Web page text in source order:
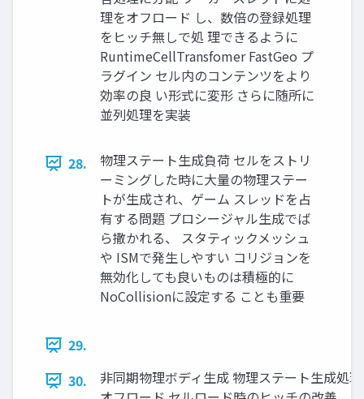
理をオフロード し、数倍の登録処理
をヒッチ無しで処 理できるように
RuntimeCellTransfomer FastGeo プ
ラグイン セル内のコンテンツをより
効率の良 い形式に変形 さらに随所に
並列処理を実装
28.
物理ステート生成負荷 セルをストリ
ーミングした時に大量の物理ステー
トが生成され、ゲーム スレッドを占
有する問題 プロシージャル生成でば
ら撒かれる、 スタティックメッシュ
や ISMで発生しやすい コリジョンを
無効化しても良いものは積極的に
NoCollisionに設定する ことも重要
29.
30.
非同期物理ボディ生成 物理ステート生成処